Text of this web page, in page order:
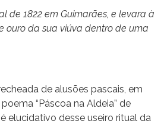
de 1822 em Guimarães, e levara à
ouro da sua viúva dentro de uma
de alusões pascais, em
“Páscoa na Aldeia” de
elucidativo desse useiro ritual da